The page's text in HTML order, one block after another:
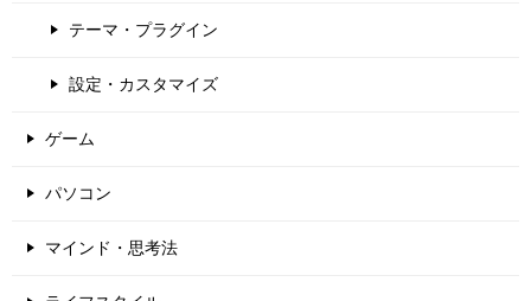
テーマ・プラグイン
設定・カスタマイズ
ゲーム
パソコン
マインド・思考法